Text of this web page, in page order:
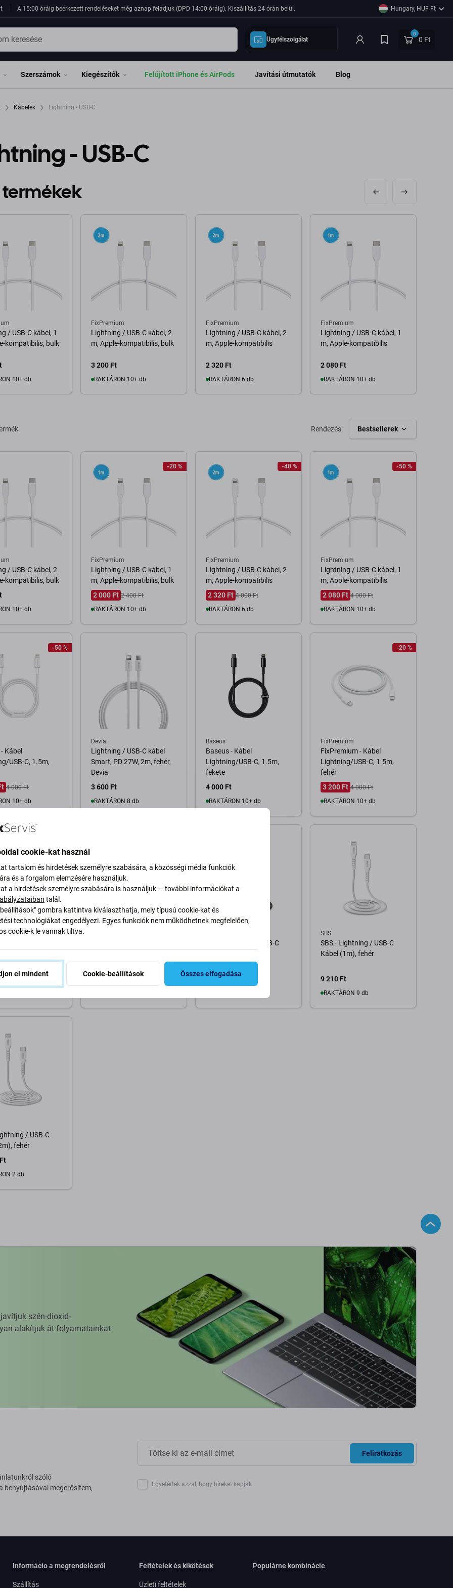
A 15:00 óráig beérkezett rendeléseket még aznap feladjuk (DPD 14:00 óráig). Kiszállítás 24 órán belül. Hungary, HUF Ft
Ügyfélszolgálat
0
0 Ft
Szerszámok Kiegészítők Felújított iPhone és AirPods Javítási útmutatók Blog
Kábelek Lightning - USB-C
- USB-C
termékek
/ USB-C kábel, 1
kompatibilis, bulk
10+ db
FixPremium
Lightning / USB-C kábel, 2
m, Apple-kompatibilis, bulk
3 200 Ft
RAKTÁRON 10+ db
FixPremium
Lightning / USB-C kábel, 2
m, Apple-kompatibilis
2 320 Ft
RAKTÁRON 6 db
FixPremium
Lightning / USB-C kábel, 1
m, Apple-kompatibilis
2 080 Ft
RAKTÁRON 10+ db
Rendezés: Bestsellerek
/ USB-C kábel, 2
kompatibilis, bulk
10+ db
-20 %
FixPremium
Lightning / USB-C kábel, 1
m, Apple-kompatibilis, bulk
2 000 Ft 2 400 Ft
RAKTÁRON 10+ db
-40 %
FixPremium
Lightning / USB-C kábel, 2
m, Apple-kompatibilis
2 320 Ft 4 000 Ft
RAKTÁRON 6 db
-50 %
FixPremium
Lightning / USB-C kábel, 1
m, Apple-kompatibilis
2 080 Ft 4 000 Ft
RAKTÁRON 10+ db
-50 %
Kábel
USB-C, 1.5m,
4 000 Ft
10+ db
Devia
Lightning / USB-C kábel
Smart, PD 27W, 2m, fehér,
Devia
3 600 Ft
RAKTÁRON 8 db
Baseus
Baseus - Kábel
Lightning/USB-C, 1.5m,
fekete
4 000 Ft
RAKTÁRON 10+ db
-20 %
FixPremium
FixPremium - Kábel
Lightning/USB-C, 1.5m,
fehér
3 200 Ft 4 000 Ft
RAKTÁRON 10+ db
4 000 Ft
SBS - Lightning / USB-C
9 210 Ft
SBS
SBS - Lightning / USB-C
Kábel (1m), fehér
9 210 Ft
RAKTÁRON 9 db
/ USB-C
fehér
2 db
szén-dioxid-
alakítjuk át folyamatainkat
szóló
benyújtásával megerősítem,
Feliratkozás
Egyetértek azzal, hogy híreket kapjak
Informácio a megrendelésről
Szállítás
Feltételek és kikötések
Üzleti feltételek
Populárne kombinácie
cookie-kat használ
tartalom és hirdetések személyre szabására, a közösségi média funkciók
és a forgalom elemzésére használjuk.
a hirdetések személyre szabására is használjuk — további információkat a
talál.
beállítások" gombra kattintva kiválaszthatja, mely típusú cookie-kat és
technológiákat engedélyezi. Egyes funkciók nem működhetnek megfelelően,
cookie-k le vannak tiltva.
el mindent Cookie-beállítások Összes elfogadása